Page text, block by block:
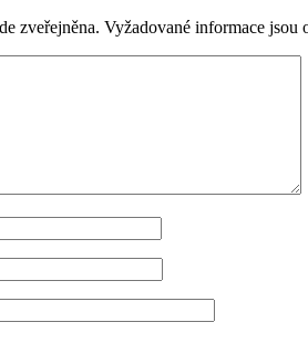
zveřejněna. Vyžadované informace jsou